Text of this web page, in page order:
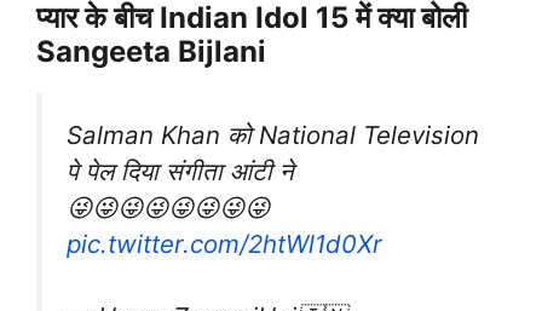
प्यार के बीच Indian Idol 15 में क्या बोली
Sangeeta Bijlani
Salman Khan को National Television
पे पेल दिया संगीता आंटी ने
😜😜😜😜😜😜😜😜
pic.twitter.com/2htWl1d0Xr